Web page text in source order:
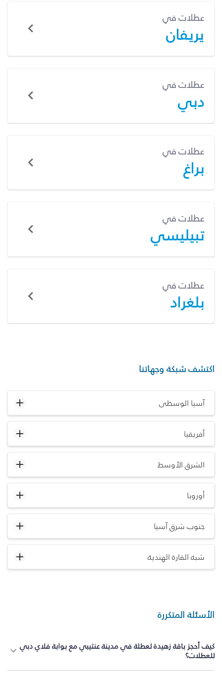
عطلات في
يريفان
عطلات في
دبي
عطلات في
براغ
عطلات في
تبيليسي
عطلات في
بلغراد
اكتشف شبكة وجهاتنا
آسيا الوسطى
أفريقيا
الشرق الأوسط
أوروبا
جنوب شرق آسيا
شبه القارة الهندية
الأسئلة المتكررة
كيف أحجز باقة زهيدة لعطلة في مدينة عنتيبي مع بوابة فلاي دبي
للعطلات؟